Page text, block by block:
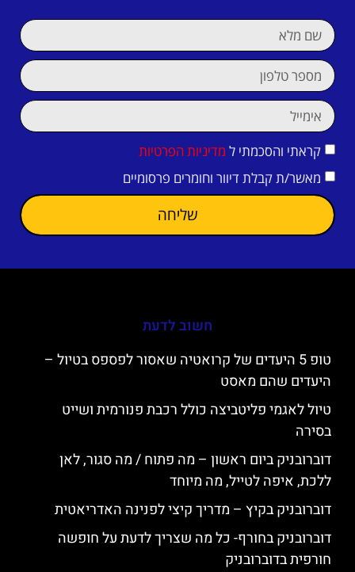
קראתי והסכמתי ל מדיניות הפרטיות
מאשר/ת קבלת דיוור וחומרים פרסומיים
שליחה
חשוב לדעת
טופ 5 היעדים של קרואטיה שאסור לפספס בטיול –
היעדים שהם מאסט
טיול לאגמי פליטביצה כולל רכבת פנורמית ושייט
בסירה
דוברובניק ביום ראשון – מה פתוח / מה סגור, לאן
ללכת, איפה לטייל, מה מיוחד
דוברובניק בקיץ – מדריך קיצי לפנינה האדריאטית
דוברובניק בחורף- כל מה שצריך לדעת על חופשה
חורפית בדוברובניק